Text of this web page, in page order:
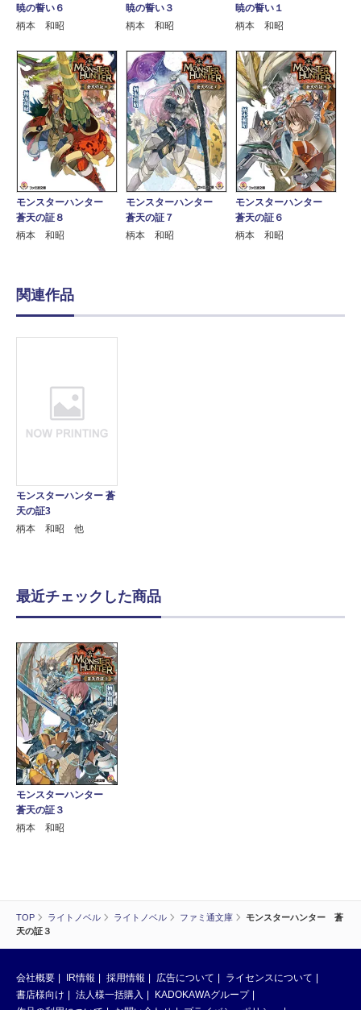
TOP ライトノベル ライトノベル ファミ通文庫
モンスターハンター 蒼
天の証３
暁の誓い６
柄本 和昭
暁の誓い３
柄本 和昭
暁の誓い１
柄本 和昭
モンスターハンター
蒼天の証８
柄本 和昭
モンスターハンター
蒼天の証７
柄本 和昭
モンスターハンター
蒼天の証６
柄本 和昭
関連作品
モンスターハンター 蒼
天の証3
柄本 和昭 他
最近チェックした商品
モンスターハンター
蒼天の証３
柄本 和昭
会社概要 IR情報 採用情報 広告について
ライセンスについて
書店様向け
法人様一括購入
KADOKAWAグループ